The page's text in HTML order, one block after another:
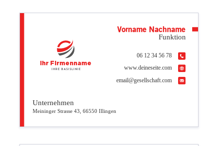
Unternehmen
Meininger Strasse 43, 66550 Illingen
www.deineseite.com
email@gesellschaft.com
Funktion
06 12 34 56 78
Vorname Nachname
Ihr Firmenname
Ihre Basislinie